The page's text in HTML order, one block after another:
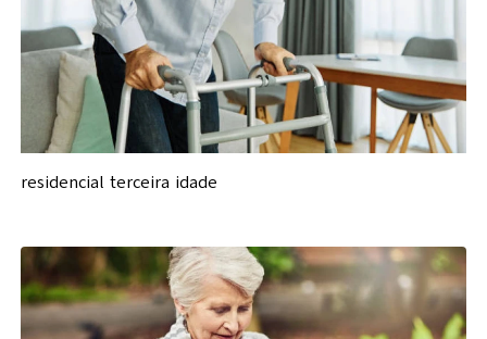
residencial terceira idade